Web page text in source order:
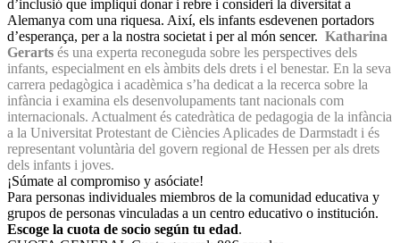
d’inclusió que impliqui donar i rebre i consideri la diversitat a
Alemanya com una riquesa. Així, els infants esdevenen portadors
d’esperança, per a la nostra societat i per al món sencer. Katharina
Gerarts és una experta reconeguda sobre les perspectives dels
infants, especialment en els àmbits dels drets i el benestar. En la seva
carrera pedagògica i acadèmica s’ha dedicat a la recerca sobre la
infància i examina els desenvolupaments tant nacionals com
internacionals. Actualment és catedràtica de pedagogia de la infància
a la Universitat Protestant de Ciències Aplicades de Darmstadt i és
representant voluntària del govern regional de Hessen per als drets
dels infants i joves.
¡Súmate al compromiso y asóciate!
Para personas individuales miembros de la comunidad educativa y
grupos de personas vinculadas a un centro educativo o institución.
Escoge la cuota de socio según tu edad.